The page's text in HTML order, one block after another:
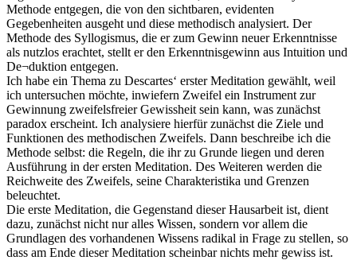
Methode entgegen, die von den sichtbaren, evidenten
Gegebenheiten ausgeht und diese methodisch analysiert. Der
Methode des Syllogismus, die er zum Gewinn neuer Erkenntnisse
als nutzlos erachtet, stellt er den Erkenntnisgewinn aus Intuition und
De¬duktion entgegen.
Ich habe ein Thema zu Descartes‘ erster Meditation gewählt, weil
ich untersuchen möchte, inwiefern Zweifel ein Instrument zur
Gewinnung zweifelsfreier Gewissheit sein kann, was zunächst
paradox erscheint. Ich analysiere hierfür zunächst die Ziele und
Funktionen des methodischen Zweifels. Dann beschreibe ich die
Methode selbst: die Regeln, die ihr zu Grunde liegen und deren
Ausführung in der ersten Meditation. Des Weiteren werden die
Reichweite des Zweifels, seine Charakteristika und Grenzen
beleuchtet.
Die erste Meditation, die Gegenstand dieser Hausarbeit ist, dient
dazu, zunächst nicht nur alles Wissen, sondern vor allem die
Grundlagen des vorhandenen Wissens radikal in Frage zu stellen, so
dass am Ende dieser Meditation scheinbar nichts mehr gewiss ist.